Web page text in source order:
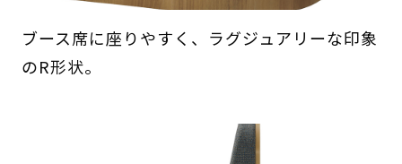
ブース席に座りやすく、ラグジュアリーな印象
のR形状。